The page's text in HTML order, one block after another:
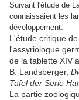
Suivant l'étude de
connaissaient les
développement.
L'étude critique
l'assyriologue
de la tablette XIV
B. Landsberger,
Tafel der Serie
La partie